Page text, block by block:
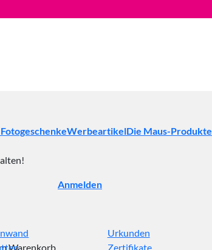
Warenkorb.
Anmelden
FotogeschenkeWerbeartikelDie Maus-Produkte
Urkunden
Zertifikate